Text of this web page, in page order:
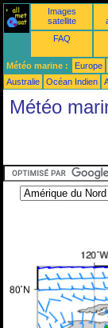
Images
satellite
FAQ
Météo marine : Europe
Australie
Océan Indien
Météo